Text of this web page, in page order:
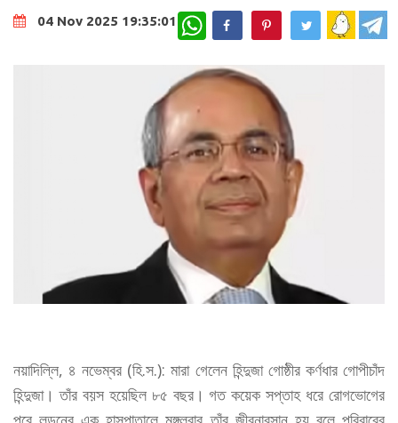
04 Nov 2025 19:35:01 WhatsApp
নয়াদিল্লি, ৪ নভেম্বর (হি.স.): মারা গেলেন হিন্দুজা গোষ্ঠীর কর্ণধার গোপীচাঁদ
হিন্দুজা। তাঁর বয়স হয়েছিল ৮৫ বছর। গত কয়েক সপ্তাহ ধরে রোগভোগের